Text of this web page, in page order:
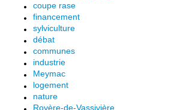
coupe rase
financement
sylviculture
débat
communes
industrie
Meymac
logement
nature
Royère-de-Vassivière